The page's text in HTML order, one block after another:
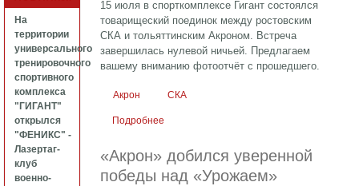
15 июля в спорткомплексе Гигант состоялся
товарищеский поединок между ростовским
СКА и тольяттинским Акроном. Встреча
завершилась нулевой ничьей. Предлагаем
вашему вниманию фотоотчёт с прошедшего.
Акрон СКА
Подробнее
«Акрон» добился уверенной
победы над «Урожаем»
На
территории
универсального
тренировочного
спортивного
комплекса
"ГИГАНТ"
открылся
"ФЕНИКС" -
Лазертаг-
клуб
военно-